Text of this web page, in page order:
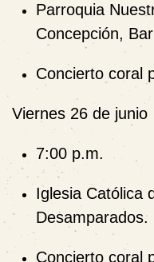
Parroquia
Concepción,
Concierto coral
Viernes 26 de junio
7:00 p.m.
Iglesia Católica
Desamparados.
Concierto coral